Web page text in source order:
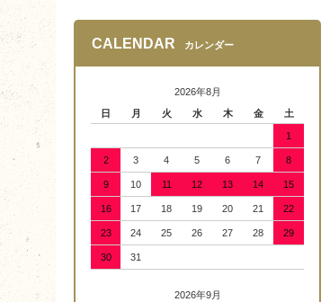
CALENDAR カレンダー
2026年8月
日
月 火 水 木 金 土
1
2 3 4 5 6 7 8
9 10 11 12 13 14 15
16 17 18 19 20 21 22
23 24 25 26 27 28 29
30 31
2026年9月